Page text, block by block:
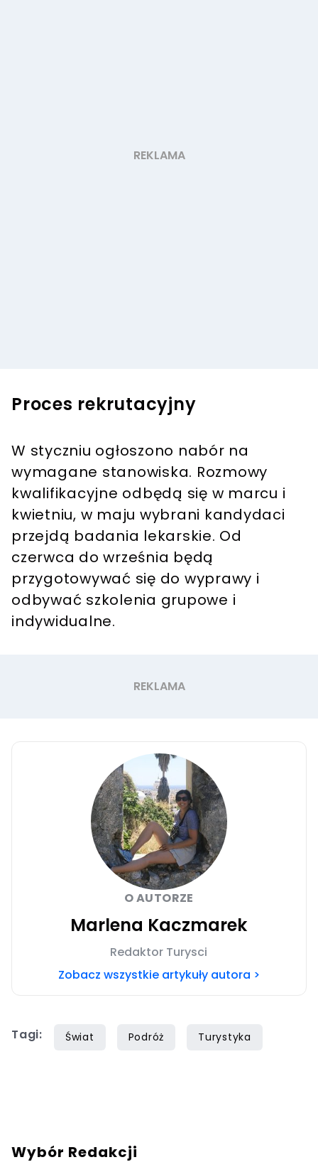
Proces rekrutacyjny
W styczniu ogłoszono nabór na
wymagane stanowiska. Rozmowy
kwalifikacyjne odbędą się w marcu i
kwietniu, w maju wybrani kandydaci
przejdą badania lekarskie. Od
czerwca do września będą
przygotowywać się do wyprawy i
odbywać szkolenia grupowe i
indywidualne.
O AUTORZE
Marlena Kaczmarek
Redaktor Turysci
Zobacz wszystkie artykuły autora >
Tagi: Świat Podróż Turystyka
Wybór Redakcji